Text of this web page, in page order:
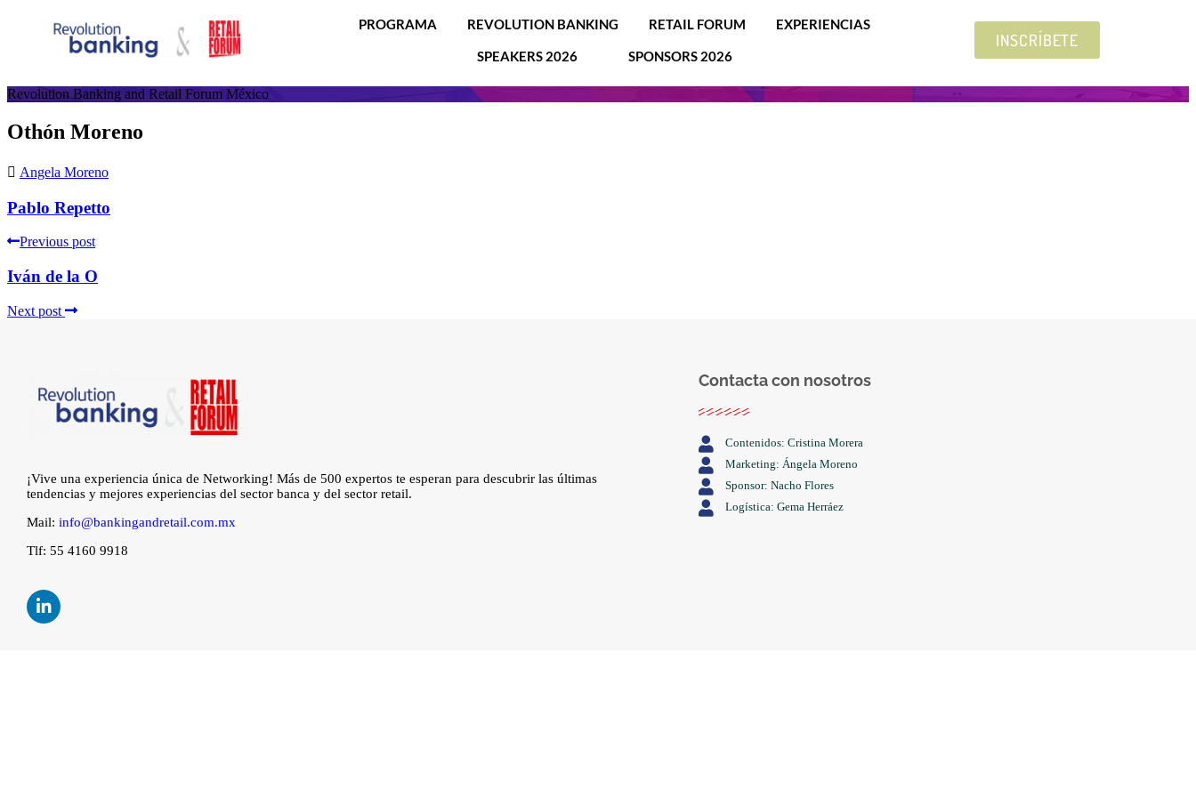
PROGRAMA REVOLUTION BANKING RETAIL FORUM
EXPERIENCIAS
SPEAKERS 2026
SPONSORS 2026
INSCRÍBETE
Revolution Banking and Retail Forum México
Othón Moreno
Angela Moreno
Pablo Repetto
Previous post
Iván de la O
Next post
¡Vive una experiencia única de Networking! Más de 500 expertos te esperan para descubrir las últimas
tendencias y mejores experiencias del sector banca y del sector retail.
Mail: info@bankingandretail.com.mx
Tlf: 55 4160 9918
Contacta con nosotros
Contenidos: Cristina Morera
Marketing: Ángela Moreno
Sponsor: Nacho Flores
Logística: Gema Herráez